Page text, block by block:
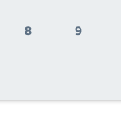
Pagina
8
Pagina
9